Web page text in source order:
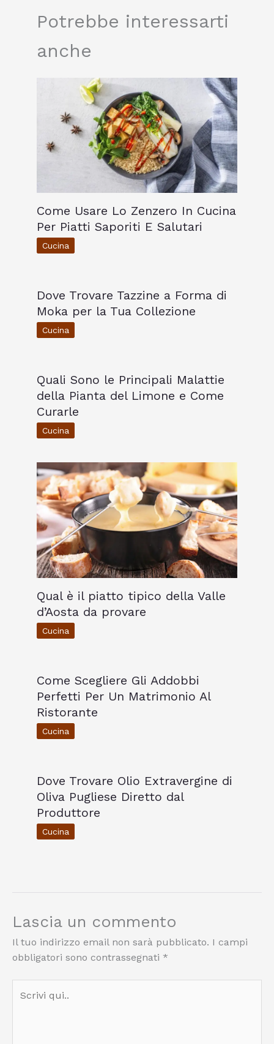
Potrebbe interessarti
anche
Come Usare Lo Zenzero In Cucina
Per Piatti Saporiti E Salutari
Cucina
Dove Trovare Tazzine a Forma di
Moka per la Tua Collezione
Cucina
Quali Sono le Principali Malattie
della Pianta del Limone e Come
Curarle
Cucina
Qual è il piatto tipico della Valle
d’Aosta da provare
Cucina
Come Scegliere Gli Addobbi
Perfetti Per Un Matrimonio Al
Ristorante
Cucina
Dove Trovare Olio Extravergine di
Oliva Pugliese Diretto dal
Produttore
Cucina
Lascia un commento
Il tuo indirizzo email non sarà pubblicato. I campi
obbligatori sono contrassegnati *
qui..